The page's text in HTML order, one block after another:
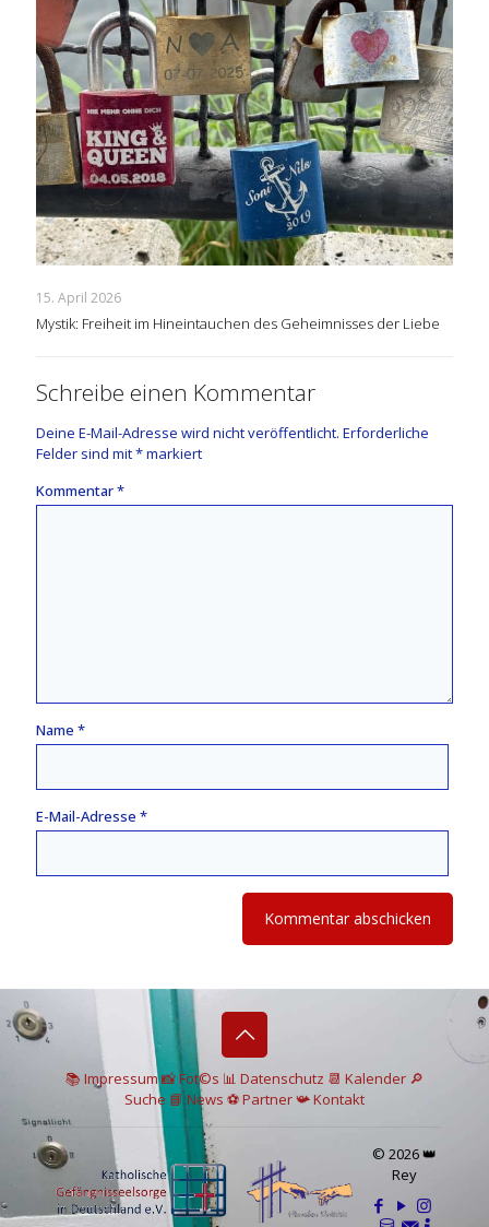
15. April 2026
Mystik: Freiheit im Hineintauchen des Geheimnisses der Liebe
Schreibe einen Kommentar
Deine E-Mail-Adresse wird nicht veröffentlicht. Erforderliche
Felder sind mit*markiert
Kommentar*
Name *
E-Mail-Adresse *
📚 Impressum📸Fot©s 📊 Datenschutz 📆 Kalender 🔎
Suche 📘 News ⚽Partner📯Kontakt
© 2026 👑
Rey